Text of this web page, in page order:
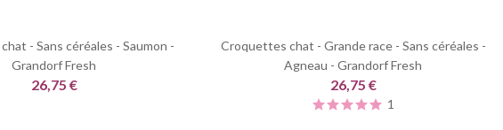
- Sans céréales - Saumon -
Grandorf Fresh
26,75 €
Croquettes chat - Grande race - Sans céréales -
Agneau - Grandorf Fresh
26,75 €
1